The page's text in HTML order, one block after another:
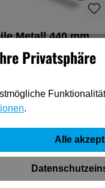
Metall 440 mm
€*
Privatsphäre
.
Alle